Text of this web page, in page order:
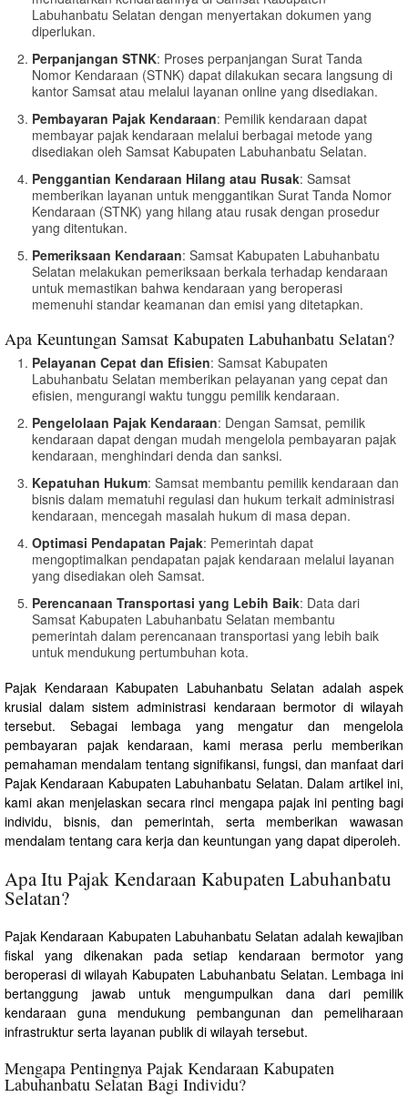
Labuhanbatu Selatan dengan menyertakan dokumen yang
diperlukan.
Perpanjangan STNK: Proses perpanjangan Surat Tanda
Nomor Kendaraan (STNK) dapat dilakukan secara langsung di
kantor Samsat atau melalui layanan online yang disediakan.
Pembayaran Pajak Kendaraan: Pemilik kendaraan dapat
membayar pajak kendaraan melalui berbagai metode yang
disediakan oleh Samsat Kabupaten Labuhanbatu Selatan.
Penggantian Kendaraan Hilang atau Rusak: Samsat
memberikan layanan untuk menggantikan Surat Tanda Nomor
Kendaraan (STNK) yang hilang atau rusak dengan prosedur
yang ditentukan.
Pemeriksaan Kendaraan: Samsat Kabupaten Labuhanbatu
Selatan melakukan pemeriksaan berkala terhadap kendaraan
untuk memastikan bahwa kendaraan yang beroperasi
memenuhi standar keamanan dan emisi yang ditetapkan.
Apa Keuntungan Samsat Kabupaten Labuhanbatu Selatan?
Pelayanan Cepat dan Efisien: Samsat Kabupaten
Labuhanbatu Selatan memberikan pelayanan yang cepat dan
efisien, mengurangi waktu tunggu pemilik kendaraan.
Pengelolaan Pajak Kendaraan: Dengan Samsat, pemilik
kendaraan dapat dengan mudah mengelola pembayaran pajak
kendaraan, menghindari denda dan sanksi.
Kepatuhan Hukum: Samsat membantu pemilik kendaraan dan
bisnis dalam mematuhi regulasi dan hukum terkait administrasi
kendaraan, mencegah masalah hukum di masa depan.
Optimasi Pendapatan Pajak: Pemerintah dapat
mengoptimalkan pendapatan pajak kendaraan melalui layanan
yang disediakan oleh Samsat.
Perencanaan Transportasi yang Lebih Baik: Data dari
Samsat Kabupaten Labuhanbatu Selatan membantu
pemerintah dalam perencanaan transportasi yang lebih baik
untuk mendukung pertumbuhan kota.
Pajak Kendaraan Kabupaten Labuhanbatu Selatan adalah aspek
krusial dalam sistem administrasi kendaraan bermotor di wilayah
tersebut. Sebagai lembaga yang mengatur dan mengelola
pembayaran pajak kendaraan, kami merasa perlu memberikan
pemahaman mendalam tentang signifikansi, fungsi, dan manfaat dari
Pajak Kendaraan Kabupaten Labuhanbatu Selatan. Dalam artikel ini,
kami akan menjelaskan secara rinci mengapa pajak ini penting bagi
individu, bisnis, dan pemerintah, serta memberikan wawasan
mendalam tentang cara kerja dan keuntungan yang dapat diperoleh.
Apa Itu Pajak Kendaraan Kabupaten Labuhanbatu
Selatan?
Pajak Kendaraan Kabupaten Labuhanbatu Selatan adalah kewajiban
fiskal yang dikenakan pada setiap kendaraan bermotor yang
beroperasi di wilayah Kabupaten Labuhanbatu Selatan. Lembaga ini
bertanggung jawab untuk mengumpulkan dana dari pemilik
kendaraan guna mendukung pembangunan dan pemeliharaan
infrastruktur serta layanan publik di wilayah tersebut.
Mengapa Pentingnya Pajak Kendaraan Kabupaten
Labuhanbatu Selatan Bagi Individu?